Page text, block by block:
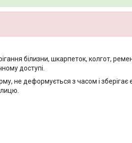
білизни, шкарпеток, колгот,
доступі.
не деформується з часом і